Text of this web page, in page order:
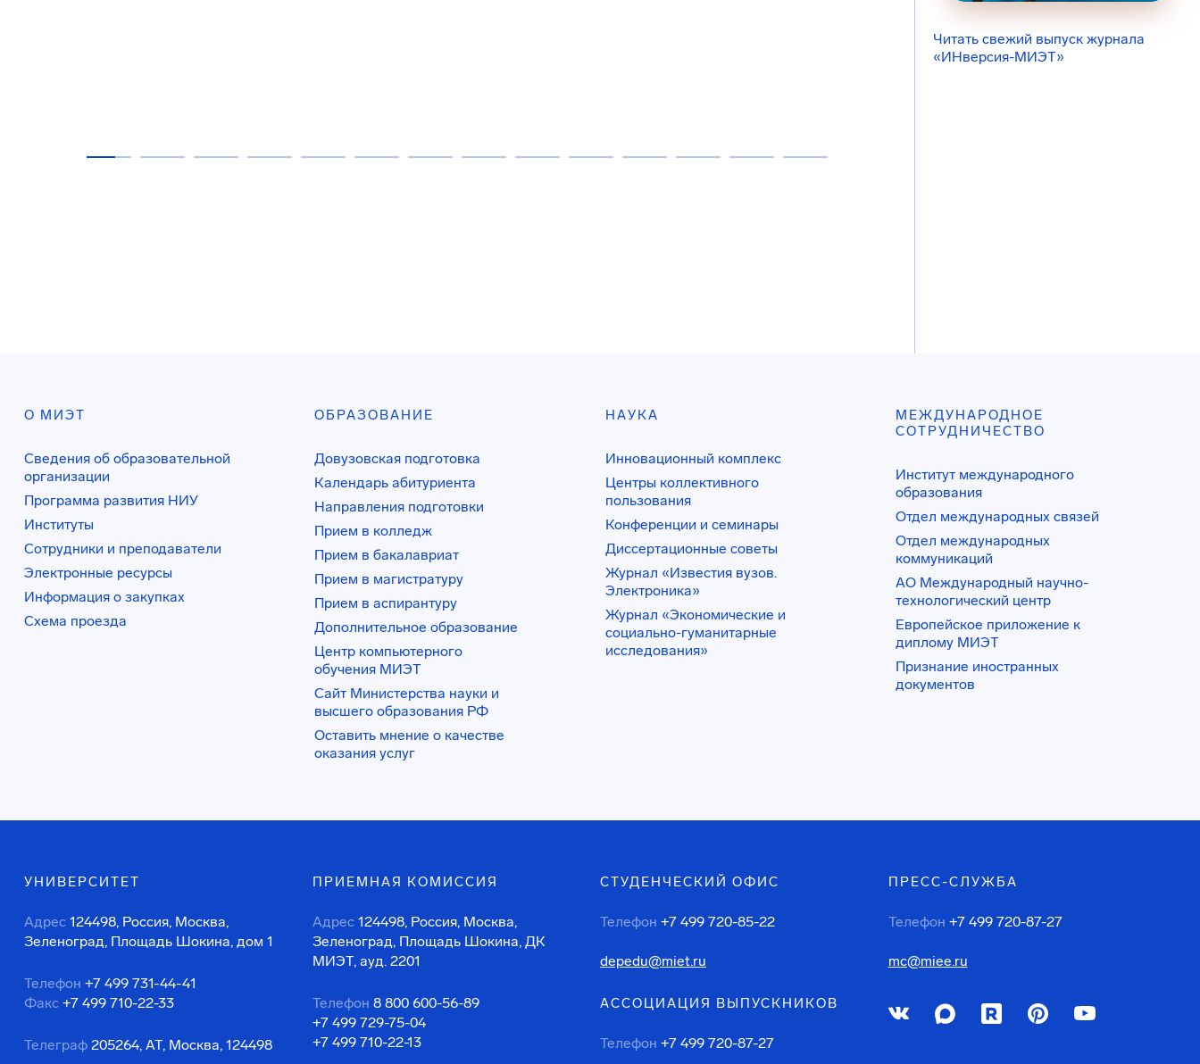
Читать свежий выпуск журнала
«ИНверсия-МИЭТ»
О МИЭТ
Сведения об образовательной
организации
Программа развития НИУ
Институты
Сотрудники и преподаватели
Электронные ресурсы
Информация о закупках
Схема проезда
ОБРАЗОВАНИЕ
Довузовская подготовка
Календарь абитуриента
Направления подготовки
Прием в колледж
Прием в бакалавриат
Прием в магистратуру
Прием в аспирантуру
Дополнительное образование
Центр компьютерного
обучения МИЭТ
Сайт Министерства науки и
высшего образования РФ
Оставить мнение о качестве
оказания услуг
НАУКА
Инновационный комплекс
Центры коллективного
пользования
Конференции и семинары
Диссертационные советы
Журнал «Известия вузов.
Электроника»
Журнал «Экономические и
социально-гуманитарные
исследования»
МЕЖДУНАРОДНОЕ
СОТРУДНИЧЕСТВО
Институт международного
образования
Отдел международных связей
Отдел международных
коммуникаций
АО Международный научно-
технологический центр
Европейское приложение к
диплому МИЭТ
Признание иностранных
документов
УНИВЕРСИТЕТ
Адрес 124498, Россия, Москва,
Зеленоград, Площадь Шокина, дом 1
Телефон +7 499 731-44-41
Факс +7 499 710-22-33
Телеграф 205264, АТ, Москва, 124498
ПРИЕМНАЯ КОМИССИЯ
Адрес 124498, Россия, Москва,
Зеленоград, Площадь Шокина, ДК
МИЭТ, ауд. 2201
Телефон 8 800 600-56-89
+7 499 729-75-04
+7 499 710-22-13
СТУДЕНЧЕСКИЙ ОФИС
Телефон +7 499 720-85-22
depedu@miet.ru
АССОЦИАЦИЯ ВЫПУСКНИКОВ
Телефон +7 499 720-87-27
ПРЕСС-СЛУЖБА
Телефон +7 499 720-87-27
mc@miee.ru